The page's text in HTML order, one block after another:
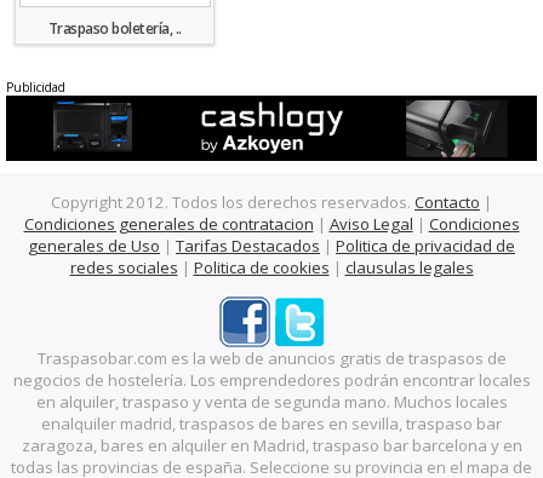
Traspaso boletería, ..
Publicidad
Copyright 2012. Todos los derechos reservados. Contacto |
Condiciones generales de contratacion | Aviso Legal | Condiciones
generales de Uso | Tarifas Destacados | Politica de privacidad de
redes sociales | Politica de cookies | clausulas legales
Traspasobar.com es la web de anuncios gratis de traspasos de
negocios de hostelería. Los emprendedores podrán encontrar locales
en alquiler, traspaso y venta de segunda mano. Muchos locales
enalquiler madrid, traspasos de bares en sevilla, traspaso bar
zaragoza, bares en alquiler en Madrid, traspaso bar barcelona y en
todas las provincias de españa. Seleccione su provincia en el mapa de